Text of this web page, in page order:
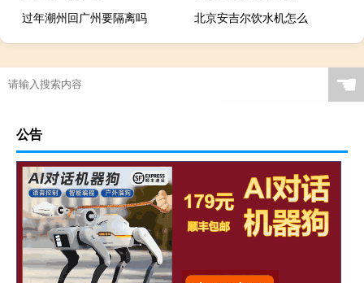
过年潮州回广州要隔离吗
北京安吉尔饮水机怎么
☚
公告